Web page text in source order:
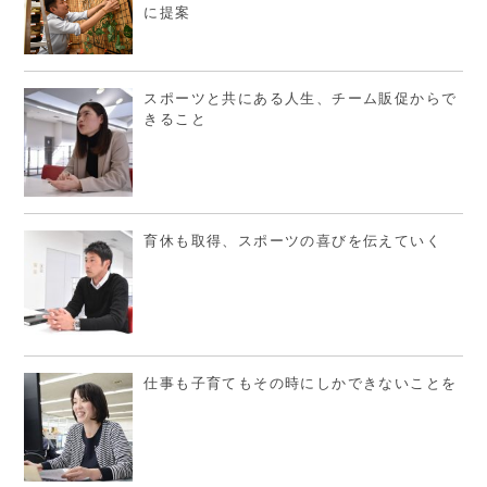
に提案
スポーツと共にある人生、チーム販促からで
きること
育休も取得、スポーツの喜びを伝えていく
仕事も子育てもその時にしかできないことを